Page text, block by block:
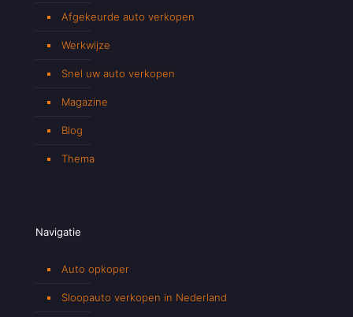
Afgekeurde auto verkopen
Werkwijze
Snel uw auto verkopen
Magazine
Blog
Thema
Navigatie
Auto opkoper
Sloopauto verkopen in Nederland